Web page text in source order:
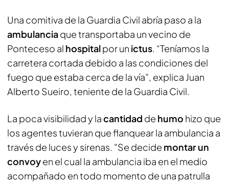
Una comitiva de la Guardia Civil abría paso a la
ambulanciaque transportaba un vecino de
Ponteceso al hospitalpor un ictus. “Teníamos la
carretera cortada debido a las condiciones del
fuego que estaba cerca de la vía”, explica Juan
Alberto Sueiro, teniente de la Guardia Civil.
La poca visibilidad y lacantidad de humo hizo que
los agentes tuvieran que flanquear la ambulancia a
través de luces y sirenas. "Se decide montar un
convoyen el cual la ambulancia iba en el medio
acompañado en todo momento de una patrulla